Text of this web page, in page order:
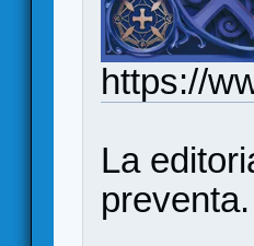
https://
La
preventa.